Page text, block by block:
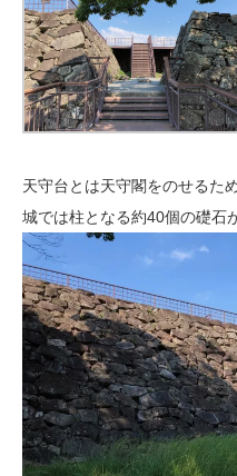
天守台とは天守閣をのせるた
城では柱となる約40個の礎石